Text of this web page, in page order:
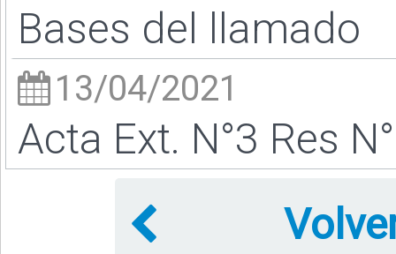
Bases del llamado
13/04/2021
Acta Ext. N°3 Res